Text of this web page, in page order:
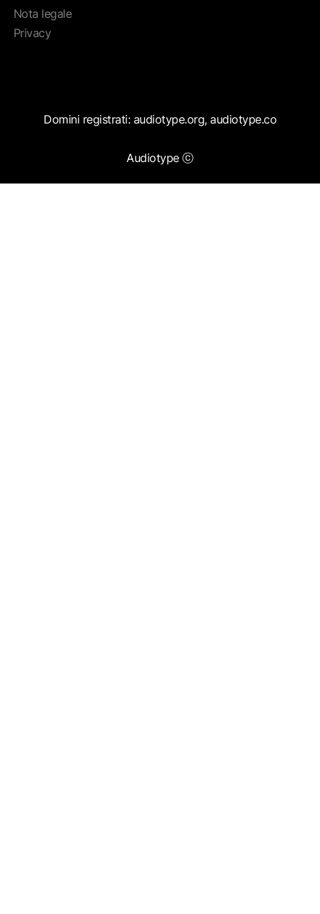
Nota legale
Privacy
Domini registrati: audiotype.org, audiotype.co
Audiotype ⓒ